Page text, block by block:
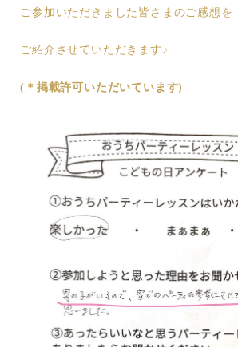
ご参加いただきました皆さまのご感想を
ご紹介させていただきます♪
(＊掲載許可いただいています)